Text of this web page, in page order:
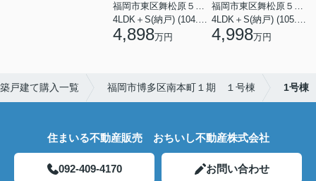
福岡市東区舞松原５丁目
4LDK＋S(納戸) (104.08㎡)
4,898万円
福岡市東区舞松原５丁目
4LDK＋S(納戸) (105.70㎡)
4,998万円
戸建て購入一覧 福岡市博多区南本町１期 １号棟 1号棟
住まいる不動産販売 おちいし不動産株式会社
092-409-4170 お問い合わせ